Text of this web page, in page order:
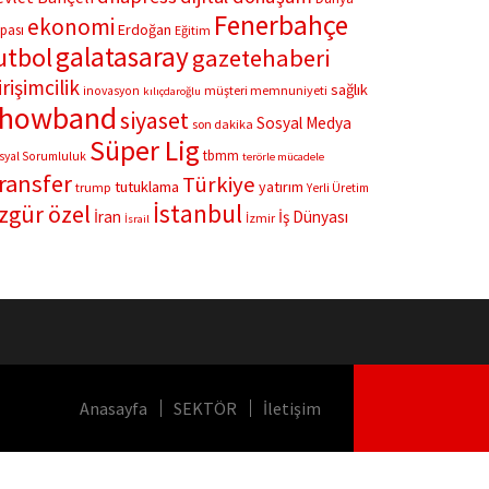
ekonomi Erdoğan Eğitim Fenerbahçe
galatasaraygazetehaberi
inovasyon kılıçdaroğlu müşteri memnuniyeti sağlık
siyaset son dakika Sosyal Medya
Sorumluluk Süper Lig tbmm terörle mücadele
trump tutuklama Türkiye yatırım Yerli Üretim
özel İran İsrail İstanbul İzmir İş Dünyası
Anasayfa SEKTÖR İletişim